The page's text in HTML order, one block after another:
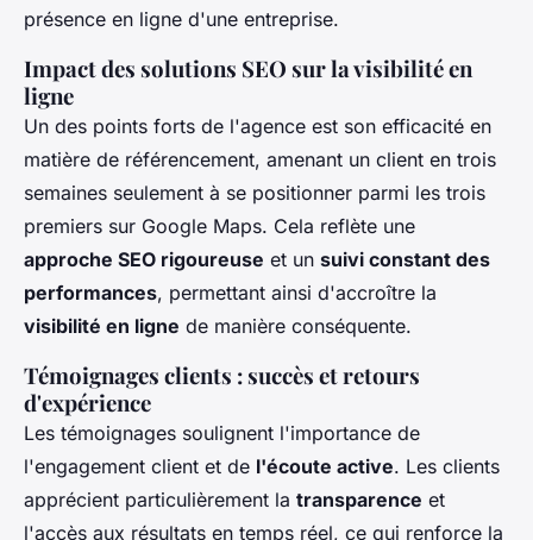
présence en ligne d'une entreprise.
Impact des solutions SEO sur la visibilité en
ligne
Un des points forts de l'agence est son efficacité en
matière de référencement, amenant un client en trois
semaines seulement à se positionner parmi les trois
premiers sur Google Maps. Cela reflète une
approche SEO rigoureuse et un suivi constant des
performances, permettant ainsi d'accroître la
visibilité en ligne de manière conséquente.
Témoignages clients : succès et retours
d'expérience
Les témoignages soulignent l'importance de
l'engagement client et de l'écoute active. Les clients
apprécient particulièrement la transparence et
l'accès aux résultats en temps réel, ce qui renforce la